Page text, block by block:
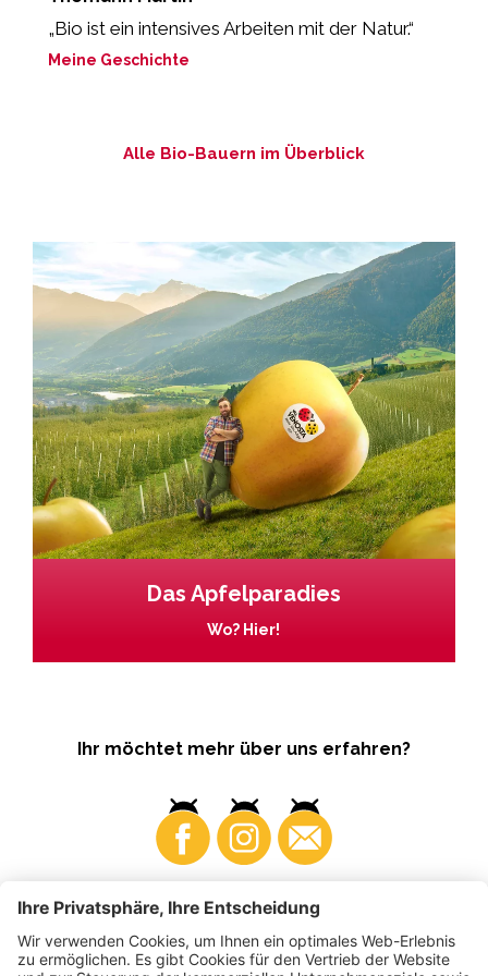
„Bio ist ein intensives Arbeiten mit der Natur.“
Meine Geschichte
Alle Bio-Bauern im Überblick
Das Apfelparadies
Wo? Hier!
Ihr möchtet mehr über uns erfahren?
Business Produzenten